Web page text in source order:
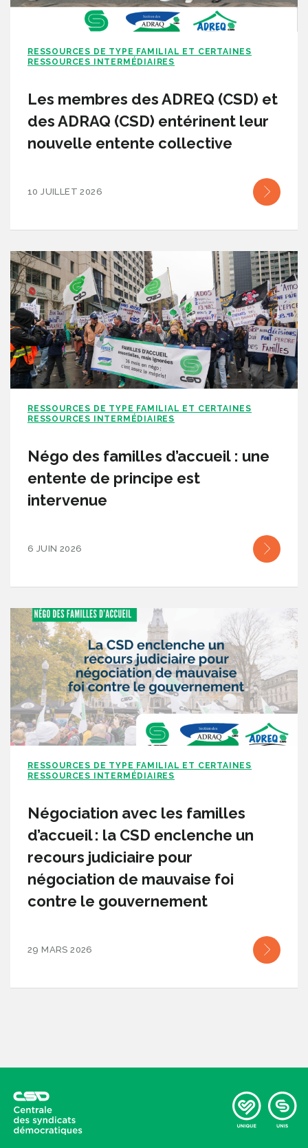
RESSOURCES DE TYPE FAMILIAL ET CERTAINES
RESSOURCES INTERMÉDIAIRES
Les membres des ADREQ (CSD) et
des ADRAQ (CSD) entérinent leur
nouvelle entente collective
10 JUILLET 2026
RESSOURCES DE TYPE FAMILIAL ET CERTAINES
RESSOURCES INTERMÉDIAIRES
Négo des familles d’accueil : une
entente de principe est
intervenue
6 JUIN 2026
RESSOURCES DE TYPE FAMILIAL ET CERTAINES
RESSOURCES INTERMÉDIAIRES
Négociation avec les familles
d’accueil : la CSD enclenche un
recours judiciaire pour
négociation de mauvaise foi
contre le gouvernement
29 MARS 2026